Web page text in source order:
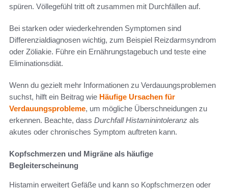
spüren. Völlegefühl tritt oft zusammen mit Durchfällen auf.
Bei starken oder wiederkehrenden Symptomen sind
Differenzialdiagnosen wichtig, zum Beispiel Reizdarmsyndrom
oder Zöliakie. Führe ein Ernährungstagebuch und teste eine
Eliminationsdiät.
Wenn du gezielt mehr Informationen zu Verdauungsproblemen
suchst, hilft ein Beitrag wie Häufige Ursachen für
Verdauungsprobleme, um mögliche Überschneidungen zu
erkennen. Beachte, dass Durchfall Histaminintoleranz als
akutes oder chronisches Symptom auftreten kann.
Kopfschmerzen und Migräne als häufige
Begleiterscheinung
Histamin erweitert Gefäße und kann so Kopfschmerzen oder